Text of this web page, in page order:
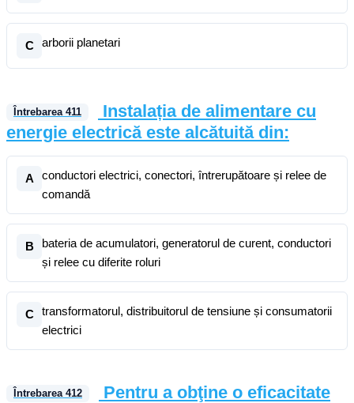
C arborii planetari
Întrebarea 411
Instalația de alimentare cu
energie electrică este alcătuită din:
A
conductori electrici, conectori, întrerupătoare și relee de
comandă
B
bateria de acumulatori, generatorul de curent, conductori
și relee cu diferite roluri
C
transformatorul, distribuitorul de tensiune și consumatorii
electrici
Întrebarea 412
Pentru a obţine o eficacitate